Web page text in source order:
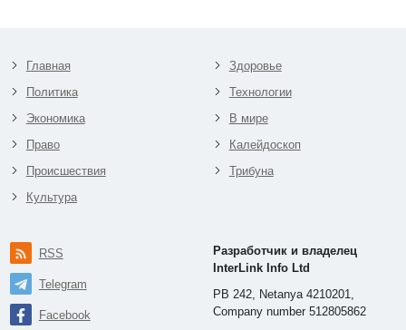
Главная
Политика
Экономика
Право
Происшествия
Культура
Здоровье
Технологии
В мире
Калейдоскоп
Трибуна
RSS
Telegram
Facebook
Разработчик и владелец
InterLink Info Ltd
PB 242, Netanya 4210201,
Company number 512805862